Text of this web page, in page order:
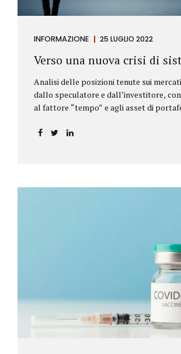
INFORMAZIONE 25 LUGLIO 2022
Verso una nuova crisi di
Analisi delle posizioni tenute sui
dallo speculatore e dall’investitore,
al fattore “tempo” e agli asset di
l’investitore Nelle definizioni di
Investitore: è colui che decide di
loro investimenti, mentre gli speculatori